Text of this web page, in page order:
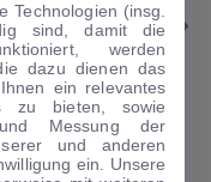
Sitz
Kaufen
Technologien (insg.
sind, damit die
werden
dazu dienen das
ein relevantes
zu bieten, sowie
Messung der
und anderen
ein. Unsere